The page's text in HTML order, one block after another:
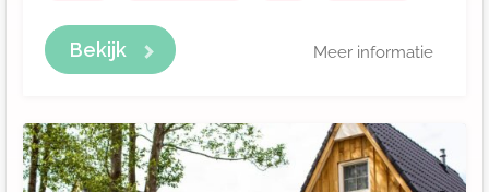
Bekijk Meer informatie